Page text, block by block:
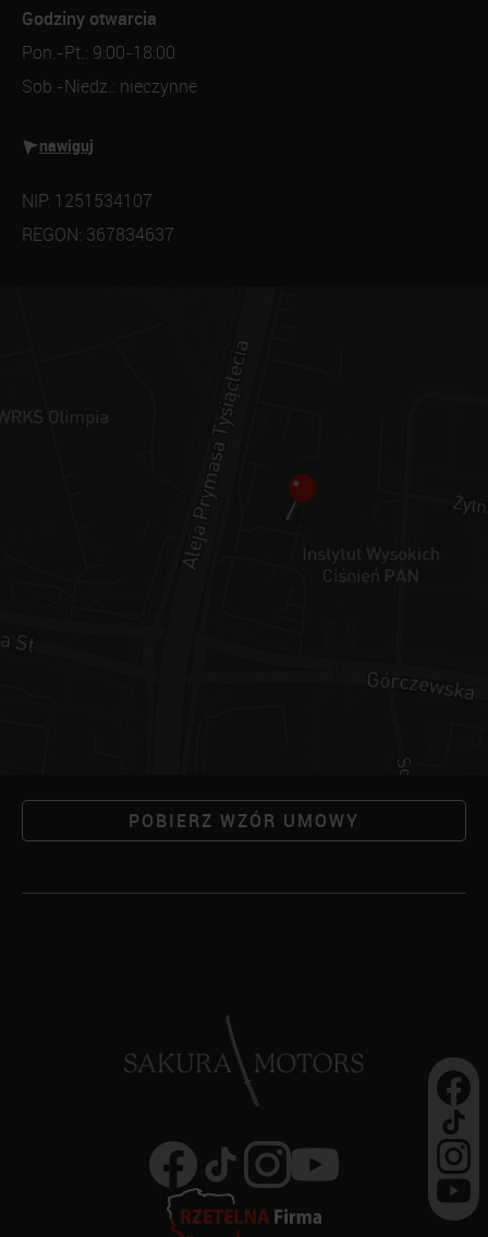
Godziny otwarcia
Pon.-Pt.: 9:00-18:00
Sob.-Niedz.: nieczynne
nawiguj
NIP: 1251534107
REGON: 367834637
POBIERZ WZÓR UMOWY